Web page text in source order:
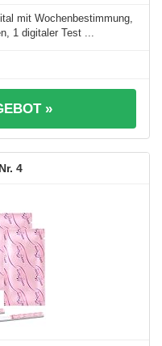
mit Wochenbestimmung,
1 digitaler Test ...
»
4